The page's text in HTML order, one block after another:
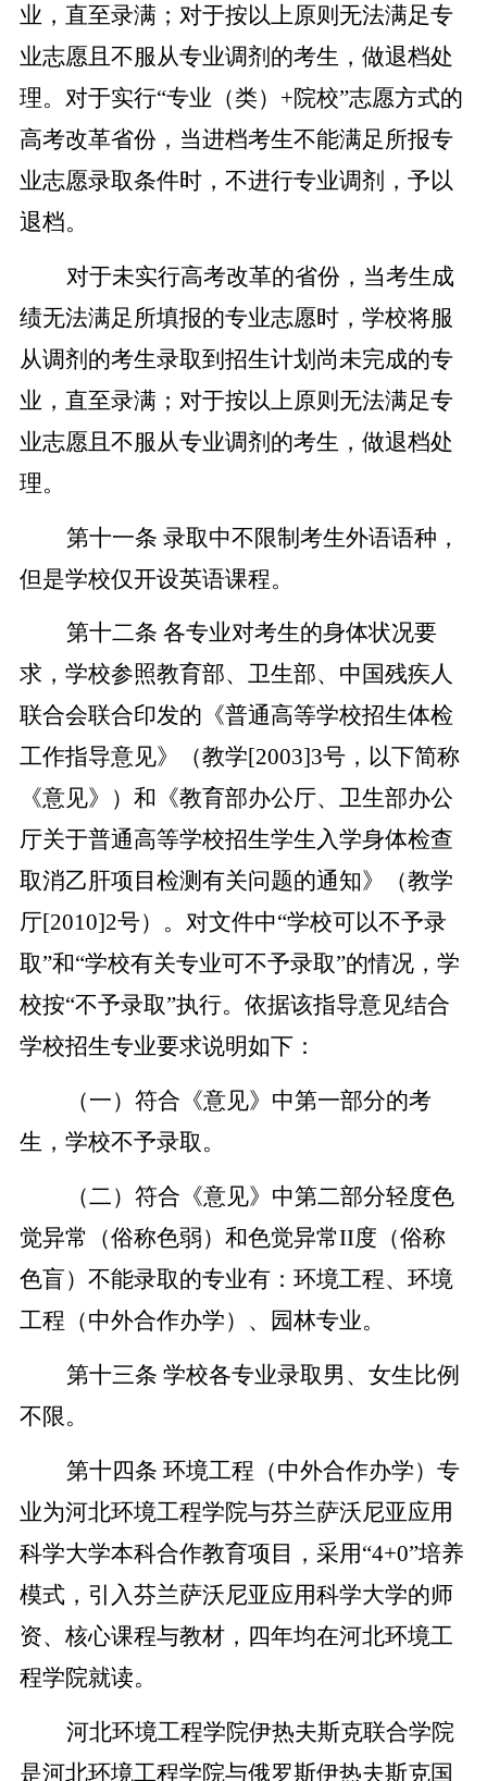
业，直至录满；对于按以上原则无法满足专
业志愿且不服从专业调剂的考生，做退档处
理。对于实行“专业（类）+院校”志愿方式的
高考改革省份，当进档考生不能满足所报专
业志愿录取条件时，不进行专业调剂，予以
退档。
对于未实行高考改革的省份，当考生成
绩无法满足所填报的专业志愿时，学校将服
从调剂的考生录取到招生计划尚未完成的专
业，直至录满；对于按以上原则无法满足专
业志愿且不服从专业调剂的考生，做退档处
理。
第十一条 录取中不限制考生外语语种，
但是学校仅开设英语课程。
第十二条 各专业对考生的身体状况要
求，学校参照教育部、卫生部、中国残疾人
联合会联合印发的《普通高等学校招生体检
工作指导意见》（教学[2003]3号，以下简称
《意见》）和《教育部办公厅、卫生部办公
厅关于普通高等学校招生学生入学身体检查
取消乙肝项目检测有关问题的通知》（教学
厅[2010]2号）。对文件中“学校可以不予录
取”和“学校有关专业可不予录取”的情况，学
校按“不予录取”执行。依据该指导意见结合
学校招生专业要求说明如下：
（一）符合《意见》中第一部分的考
生，学校不予录取。
（二）符合《意见》中第二部分轻度色
觉异常（俗称色弱）和色觉异常II度（俗称
色盲）不能录取的专业有： 环境工程、环境
工程（中外合作办学）、园林专业。
第十三条 学校各专业录取男、女生比例
不限。
第十四条 环境工程（中外合作办学）专
业为河北环境工程学院与芬兰萨沃尼亚应用
科学大学本科合作教育项目，采用“4+0”培养
模式，引入芬兰萨沃尼亚应用科学大学的师
资、核心课程与教材，四年均在河北环境工
程学院就读。
河北环境工程学院伊热夫斯克联合学院
是河北环境工程学院与俄罗斯伊热夫斯克国